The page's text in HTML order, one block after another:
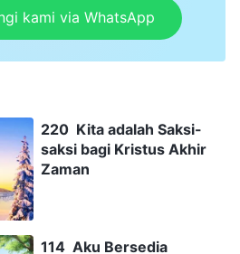
kami via WhatsApp
220 Kita adalah Saksi-
saksi bagi Kristus Akhir
Zaman
114 Aku Bersedia